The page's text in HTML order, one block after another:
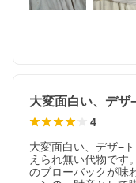
車が通らない場所で遊び
●エアガンの形をしてい
怖を与えないようケー
●サバゲー会場以外では
せないようにしましょ
●エアガンから放たれた
電動ガン・ガスガンで
●人や動物にエアガン・
大変面白い、デ
4
大変面白い、デザ−
えられ無い代物です
のブローバックが味